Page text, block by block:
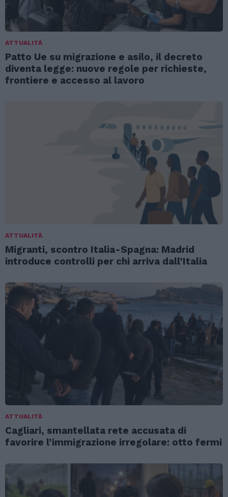
ATTUALITÀ
Patto Ue su migrazione e asilo, il decreto
diventa legge: nuove regole per richieste,
frontiere e accesso al lavoro
ATTUALITÀ
Migranti, scontro Italia-Spagna: Madrid
introduce controlli per chi arriva dall’Italia
ATTUALITÀ
Cagliari, smantellata rete accusata di
favorire l’immigrazione irregolare: otto fermi